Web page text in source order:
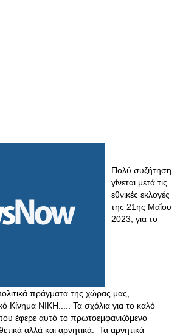
Πολύ συζήτηση
γίνεται μετά τις
εθνικές εκλογές
της 21ης Μαΐου
2023, για το
πράγματα της χώρας μας,
Κίνημα ΝΙΚΗ..... Τα σχόλια για το καλό
έφερε αυτό το πρωτοεμφανιζόμενο
αλλά και αρνητικά. Τα αρνητικά